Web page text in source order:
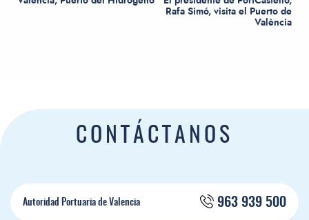
Rafa Simó, visita el Puerto de
València
CONTÁCTANOS
Autoridad Portuaria de Valencia 963 939 500